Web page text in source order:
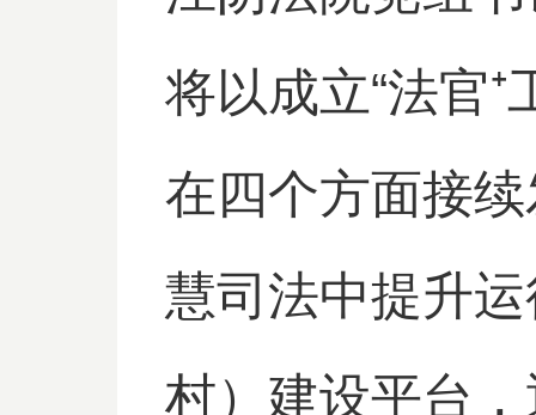
将以成立“法官⁺
在四个方面接
慧司法中提升
村）建设平台